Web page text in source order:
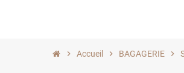
chevron_right Accueil chevron_right BAGAGERIE chevron_right